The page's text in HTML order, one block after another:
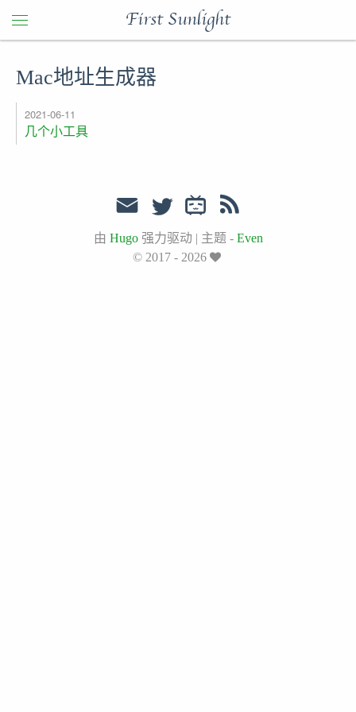
First Sunlight
Mac地址生成器
2021-06-11
几个小工具
由 Hugo强力驱动 | 主题 - Even
© 2017 - 2026